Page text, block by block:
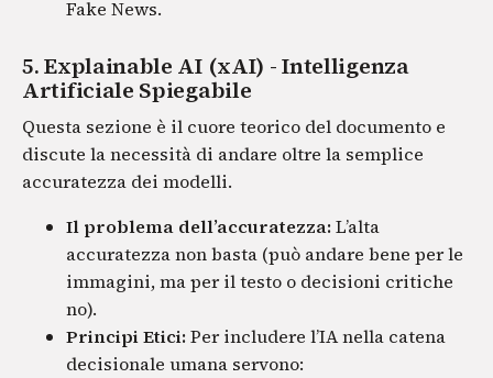
Fake News.
5. Explainable AI (xAI) - Intelligenza
Artificiale Spiegabile
Questa sezione è il cuore teorico del documento e
discute la necessità di andare oltre la semplice
accuratezza dei modelli.
Il problema dell’accuratezza: L’alta
accuratezza non basta (può andare bene per le
immagini, ma per il testo o decisioni critiche
no).
Principi Etici: Per includere l’IA nella catena
decisionale umana servono: